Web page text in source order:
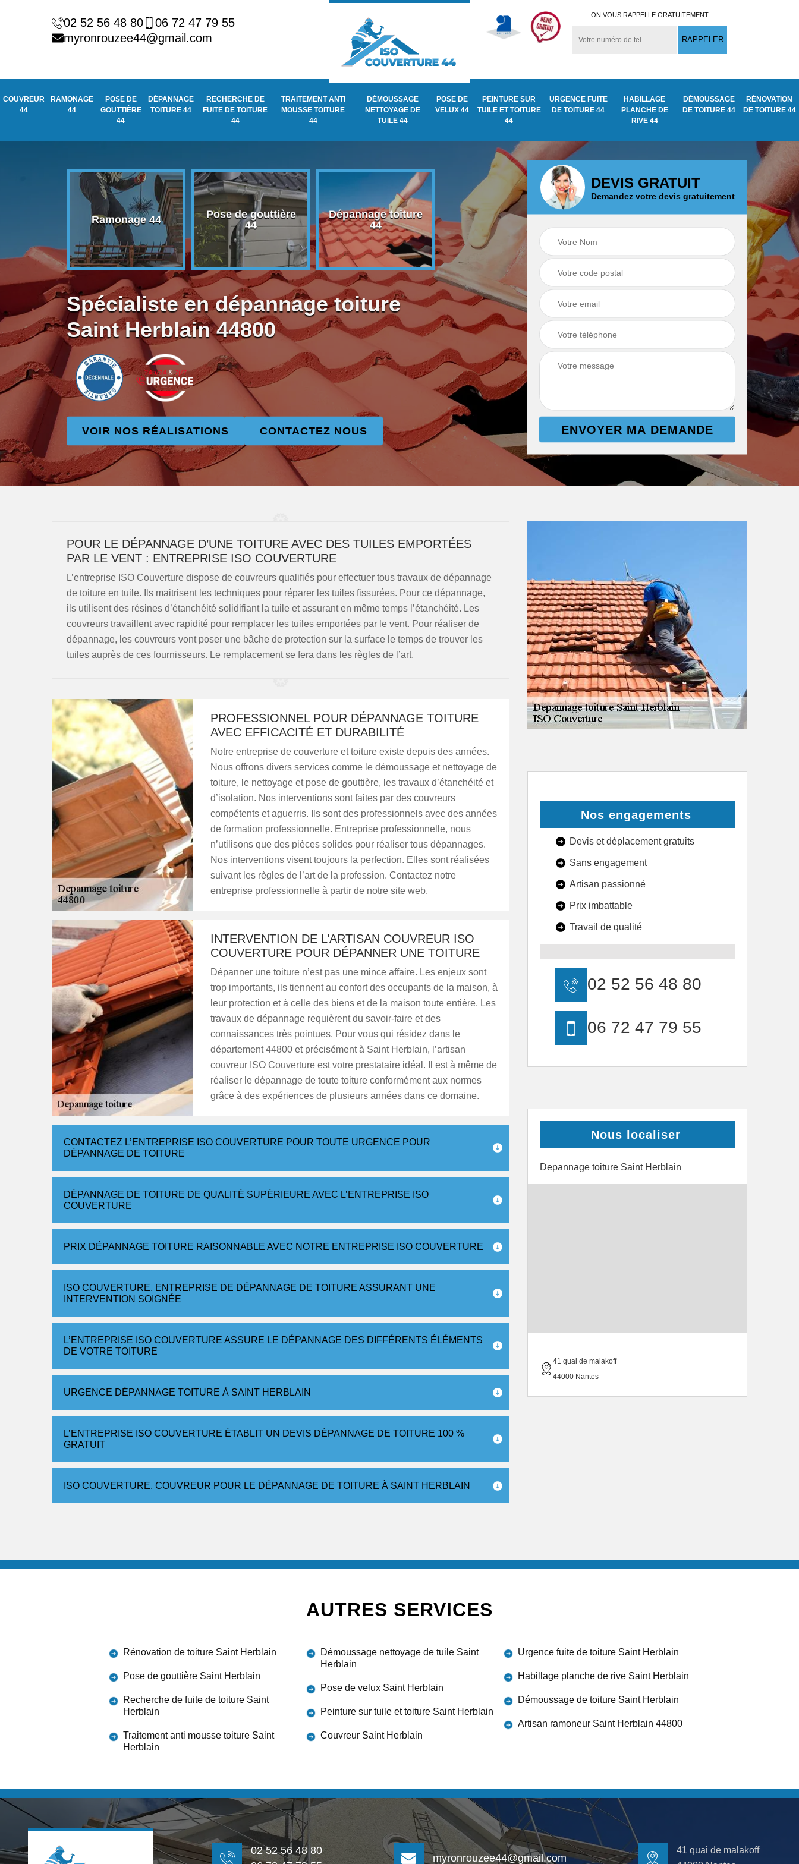
02 52 56 48 80
06 72 47 79 55
myronrouzee44@gmail.com
ON VOUS RAPPELLE GRATUITEMENT
COUVREUR
44
RAMONAGE
44
POSE DE
GOUTTIÈRE
44
DÉPANNAGE
TOITURE 44
RECHERCHE DE
FUITE DE TOITURE
44
TRAITEMENT ANTI
MOUSSE TOITURE
44
DÉMOUSSAGE
NETTOYAGE DE
TUILE 44
POSE DE
VELUX 44
PEINTURE SUR
TUILE ET TOITURE
44
URGENCE FUITE
DE TOITURE 44
HABILLAGE
PLANCHE DE
RIVE 44
DÉMOUSSAGE
DE TOITURE 44
RÉNOVATION
DE TOITURE 44
Ramonage 44
Pose de gouttière
44
Dépannage toiture
44
Recherche de fuite
de toiture 44
Traitement anti
Démoussage
nettoyage de tuile
44
Spécialiste en dépannage toiture
Saint Herblain 44800
VOIR NOS RÉALISATIONS CONTACTEZ NOUS
DEVIS GRATUIT
Demandez votre devis gratuitement
POUR LE DÉPANNAGE D’UNE TOITURE AVEC DES TUILES EMPORTÉES
PAR LE VENT : ENTREPRISE ISO COUVERTURE
L’entreprise ISO Couverture dispose de couvreurs qualifiés pour effectuer tous travaux de dépannage
de toiture en tuile. Ils maitrisent les techniques pour réparer les tuiles fissurées. Pour ce dépannage,
ils utilisent des résines d’étanchéité solidifiant la tuile et assurant en même temps l’étanchéité. Les
couvreurs travaillent avec rapidité pour remplacer les tuiles emportées par le vent. Pour réaliser de
dépannage, les couvreurs vont poser une bâche de protection sur la surface le temps de trouver les
tuiles auprès de ces fournisseurs. Le remplacement se fera dans les règles de l’art.
PROFESSIONNEL POUR DÉPANNAGE TOITURE
AVEC EFFICACITÉ ET DURABILITÉ
Notre entreprise de couverture et toiture existe depuis des années.
Nous offrons divers services comme le démoussage et nettoyage de
toiture, le nettoyage et pose de gouttière, les travaux d’étanchéité et
d’isolation. Nos interventions sont faites par des couvreurs
compétents et aguerris. Ils sont des professionnels avec des années
de formation professionnelle. Entreprise professionnelle, nous
n’utilisons que des pièces solides pour réaliser tous dépannages.
Nos interventions visent toujours la perfection. Elles sont réalisées
suivant les règles de l’art de la profession. Contactez notre
entreprise professionnelle à partir de notre site web.
INTERVENTION DE L’ARTISAN COUVREUR ISO
COUVERTURE POUR DÉPANNER UNE TOITURE
Dépanner une toiture n’est pas une mince affaire. Les enjeux sont
trop importants, ils tiennent au confort des occupants de la maison, à
leur protection et à celle des biens et de la maison toute entière. Les
travaux de dépannage requièrent du savoir-faire et des
connaissances très pointues. Pour vous qui résidez dans le
département 44800 et précisément à Saint Herblain, l’artisan
couvreur ISO Couverture est votre prestataire idéal. Il est à même de
réaliser le dépannage de toute toiture conformément aux normes
grâce à des expériences de plusieurs années dans ce domaine.
CONTACTEZ L’ENTREPRISE ISO COUVERTURE POUR TOUTE URGENCE POUR
DÉPANNAGE DE TOITURE
DÉPANNAGE DE TOITURE DE QUALITÉ SUPÉRIEURE AVEC L’ENTREPRISE ISO
COUVERTURE
PRIX DÉPANNAGE TOITURE RAISONNABLE AVEC NOTRE ENTREPRISE ISO COUVERTURE
ISO COUVERTURE, ENTREPRISE DE DÉPANNAGE DE TOITURE ASSURANT UNE
INTERVENTION SOIGNÉE
L’ENTREPRISE ISO COUVERTURE ASSURE LE DÉPANNAGE DES DIFFÉRENTS ÉLÉMENTS
DE VOTRE TOITURE
URGENCE DÉPANNAGE TOITURE À SAINT HERBLAIN
L’ENTREPRISE ISO COUVERTURE ÉTABLIT UN DEVIS DÉPANNAGE DE TOITURE 100 %
GRATUIT
ISO COUVERTURE, COUVREUR POUR LE DÉPANNAGE DE TOITURE À SAINT HERBLAIN
Nos engagements
Devis et déplacement gratuits
Sans engagement
Artisan passionné
Prix imbattable
Travail de qualité
02 52 56 48 80
06 72 47 79 55
Nous localiser
Depannage toiture Saint Herblain
41 quai de malakoff
44000 Nantes
AUTRES SERVICES
Rénovation de toiture Saint Herblain
Pose de gouttière Saint Herblain
Recherche de fuite de toiture Saint
Herblain
Traitement anti mousse toiture Saint
Herblain
Démoussage nettoyage de tuile Saint
Herblain
Pose de velux Saint Herblain
Peinture sur tuile et toiture Saint Herblain
Couvreur Saint Herblain
Urgence fuite de toiture Saint Herblain
Habillage planche de rive Saint Herblain
Démoussage de toiture Saint Herblain
Artisan ramoneur Saint Herblain 44800
02 52 56 48 80
myronrouzee44@gmail.com
41 quai de malakoff